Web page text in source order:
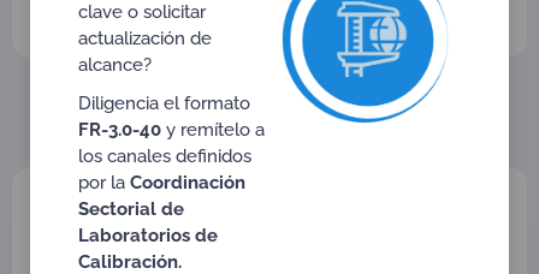
Volver a Webinars con Ulrich
Último artículo publicado:
clave o solicitar
actualización de
alcance?
Diligencia el formato
FR-3.0-40y remítelo a
los canales definidos
por la Coordinación
Sectorial de
Laboratorios de
Calibración.